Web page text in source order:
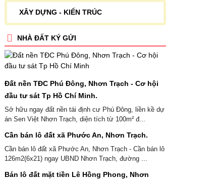
XÂY DỰNG - KIẾN TRÚC
NHÀ ĐẤT KÝ GỬI
Đất nền TĐC Phú Đông, Nhơn Trạch - Cơ hội
đầu tư sát Tp Hồ Chí Minh.
Sở hữu ngay đất nền tái định cư Phú Đông, liền kề dự
án Sen Việt Nhơn Trạch, diện tích từ 100m² đ...
Cần bán lô đất xã Phước An, Nhơn Trạch.
Cần bán lô đất xã Phước An, Nhơn Trạch - Cần bán lô
126m2(6x21) ngay UBND Nhơn Trạch, đường ...
Bán lô đất mặt tiền Lê Hồng Phong, Nhơn